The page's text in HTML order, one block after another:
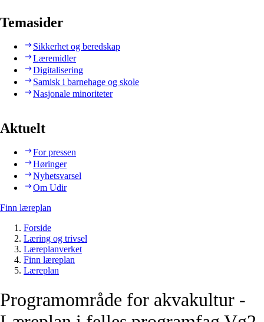
Temasider
Sikkerhet og beredskap
Læremidler
Digitalisering
Samisk i barnehage og skole
Nasjonale minoriteter
Aktuelt
For pressen
Høringer
Nyhetsvarsel
Om Udir
Finn læreplan
Forside
Læring og trivsel
Læreplanverket
Finn læreplan
Læreplan
Programområde for akvakultur -